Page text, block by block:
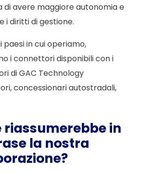
di avere maggiore autonomia e
i diritti di gestione.
paesi in cui operiamo,
i connettori disponibili con i
di GAC Technology
concessionari autostradali,
riassumerebbe in
la nostra